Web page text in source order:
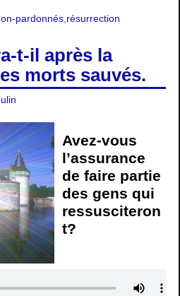
pardonnés, résurrection
t-il après la
morts sauvés.
Avez-vous
l’assurance
de faire partie
des gens qui
ressusciteron
t?